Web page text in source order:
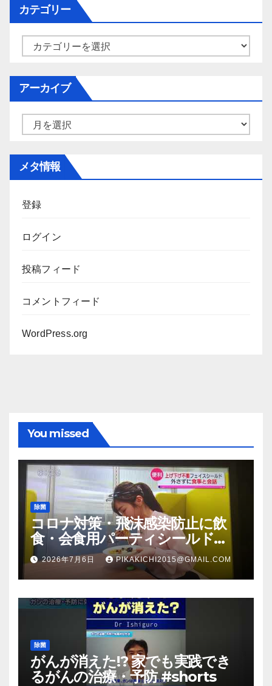
カテゴリー
ー
アーカイブ
メタ情報
登録
ログイン
投稿フィード
コメントフィード
WordPress.org
You missed
除菌
コロナ対策・飛沫感染防止に飲
食・会食用パーティシールド
（マスク会食代替品）ＦＢＣ福井
放送のＴＶ番組での紹介映像
2026年7月6日 PIKAKICHI2015@GMAIL.COM
除菌
がんが消えた!? 家でも実践でき
るがんの治療・予防 #shorts